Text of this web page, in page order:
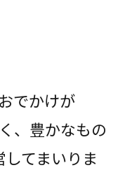
でかけが
、豊かなもの
てまいりま